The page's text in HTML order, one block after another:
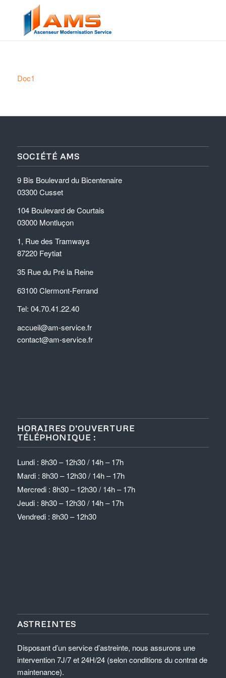
Doc1
SOCIÉTÉ AMS
9 Bis Boulevard du Bicentenaire
03300 Cusset
104 Boulevard de Courtais
03000 Montluçon
1, Rue des Tramways
87220 Feytiat
35 Rue du Pré la Reine
63100 Clermont-Ferrand
Tel: 04.70.41.22.40
accueil@am-service.fr
contact@am-service.fr
HORAIRES D’OUVERTURE
TÉLÉPHONIQUE :
Lundi : 8h30 – 12h30 / 14h – 17h
Mardi : 8h30 – 12h30 / 14h – 17h
Mercredi : 8h30 – 12h30 / 14h – 17h
Jeudi : 8h30 – 12h30 / 14h – 17h
Vendredi : 8h30 – 12h30
ASTREINTES
Disposant d’un service d’astreinte, nous assurons une
intervention 7J/7 et 24H/24 (selon conditions du contrat de
maintenance).